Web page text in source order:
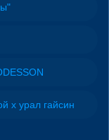
х урал гайсин